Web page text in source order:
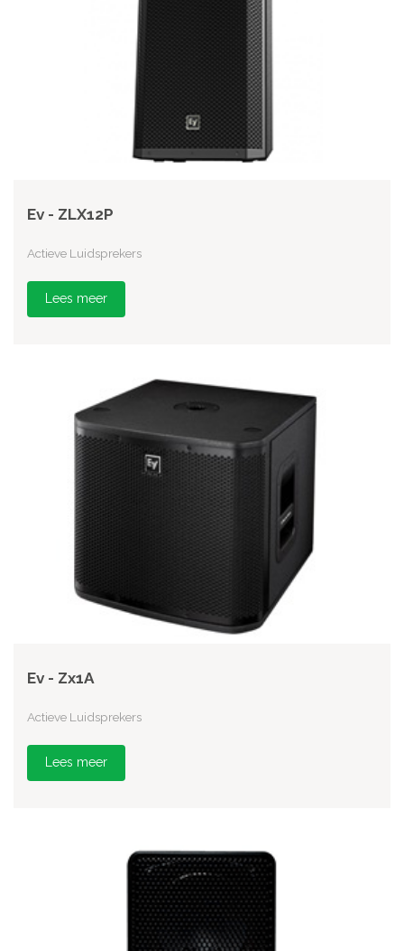
Ev - ZLX12P
Actieve Luidsprekers
Lees meer
Ev - Zx1A
Actieve Luidsprekers
Lees meer